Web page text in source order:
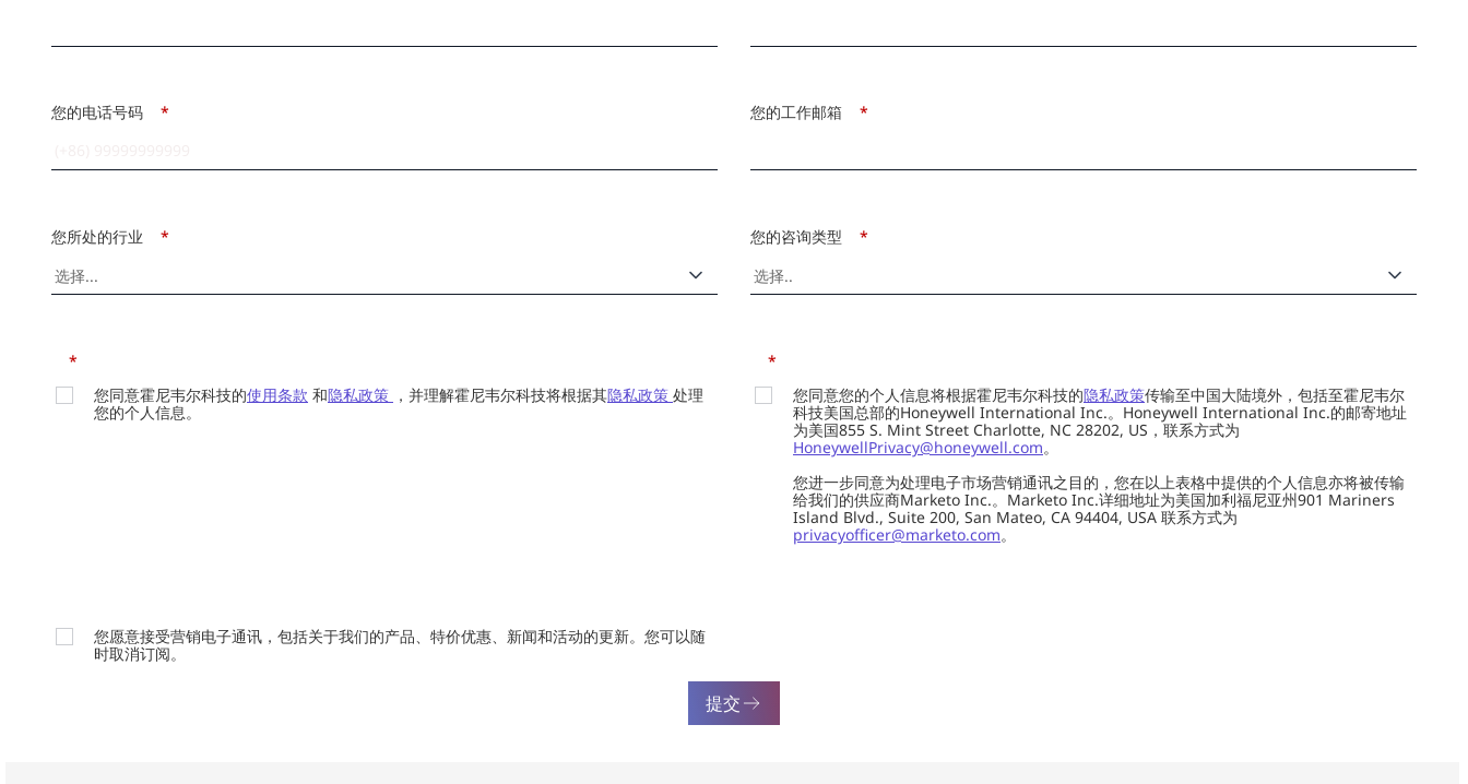
*
您的电话号码 *
您的工作邮箱
*
您所处的行业 *
您的咨询类型
*
您同意霍尼韦尔科技的使用条款 和隐私政策 ，并理解霍尼韦尔科技将根据其隐私政策 处理
您的个人信息。
*
您同意您的个人信息将根据霍尼韦尔科技的隐私政策传输至中国大陆境外，包括至霍尼韦尔
科技美国总部的Honeywell International Inc.。Honeywell International Inc.的邮寄地址
为美国855 S. Mint Street Charlotte, NC 28202, US，联系方式为
HoneywellPrivacy@honeywell.com。
您进一步同意为处理电子市场营销通讯之目的，您在以上表格中提供的个人信息亦将被传输
给我们的供应商Marketo Inc.。Marketo Inc.详细地址为美国加利福尼亚州901 Mariners
Island Blvd., Suite 200, San Mateo, CA 94404, USA 联系方式为
privacyofficer@marketo.com。
您愿意接受营销电子通讯，包括关于我们的产品、特价优惠、新闻和活动的更新。您可以随
时取消订阅。
提交